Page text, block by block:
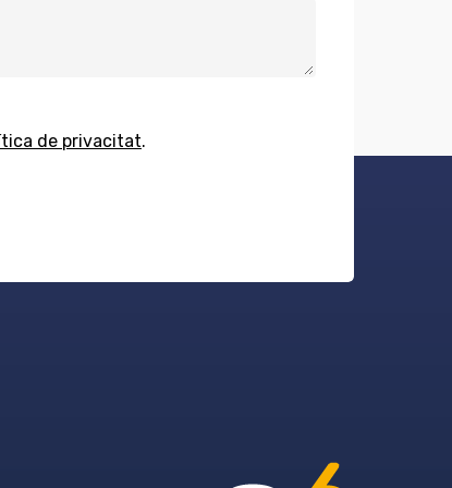
de privacitat.